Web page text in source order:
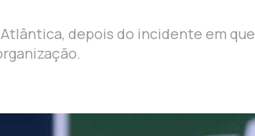
depois do incidente em que